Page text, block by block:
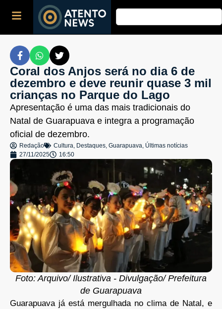
Coral dos Anjos será no dia 6 de
dezembro e deve reunir quase 3 mil
crianças no Parque do Lago
Apresentação é uma das mais tradicionais do
Natal de Guarapuava e integra a programação
oficial de dezembro.
Redação Cultura, Destaques, Guarapuava, Últimas notícias
27/11/2025
16:50
Foto: Arquivo/ Ilustrativa - Divulgação/ Prefeitura
de Guarapuava
Guarapuava já está mergulhada no clima de Natal, e